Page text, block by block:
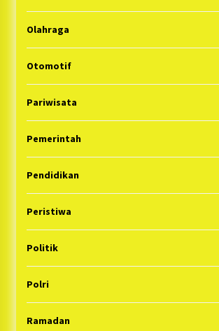
Olahraga
Otomotif
Pariwisata
Pemerintah
Pendidikan
Peristiwa
Politik
Polri
Ramadan